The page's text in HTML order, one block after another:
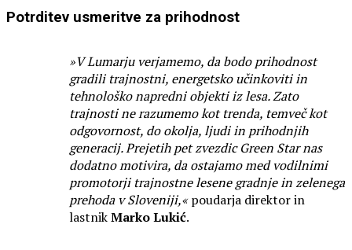
Potrditev usmeritve za prihodnost
»V Lumarju verjamemo, da bodo prihodnost
gradili trajnostni, energetsko učinkoviti in
tehnološko napredni objekti iz lesa. Zato
trajnosti ne razumemo kot trenda, temveč kot
odgovornost, do okolja, ljudi in prihodnjih
generacij. Prejetih pet zvezdic Green Star nas
dodatno motivira, da ostajamo med vodilnimi
promotorji trajnostne lesene gradnje in zelenega
prehoda v Sloveniji,«poudarja direktor in
lastnikMarko Lukić.